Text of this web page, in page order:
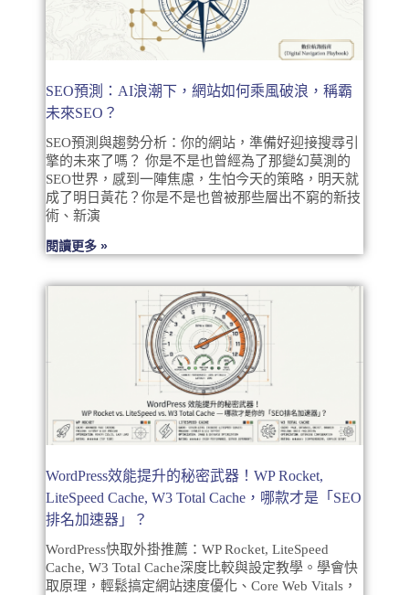
SEO預測：AI浪潮下，網站如何乘風破浪，稱霸
未來SEO？
SEO預測與趨勢分析：你的網站，準備好迎接搜尋引
擎的未來了嗎？ 你是不是也曾經為了那變幻莫測的
SEO世界，感到一陣焦慮，生怕今天的策略，明天就
成了明日黃花？你是不是也曾被那些層出不窮的新技
術、新演
閱讀更多 »
WordPress效能提升的秘密武器！WP Rocket,
LiteSpeed Cache, W3 Total Cache，哪款才是「SEO
排名加速器」？
WordPress快取外掛推薦：WP Rocket, LiteSpeed
Cache, W3 Total Cache深度比較與設定教學。學會快
取原理，輕鬆搞定網站速度優化、Core Web Vitals，